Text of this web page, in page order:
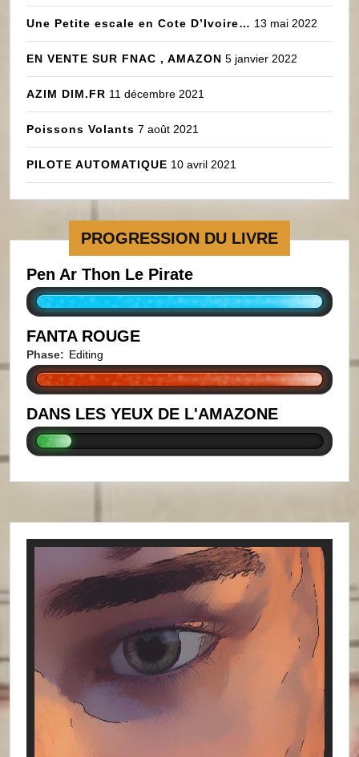
Une Petite escale en Cote D’Ivoire… 13 mai 2022
EN VENTE SUR FNAC , AMAZON 5 janvier 2022
AZIM DIM.FR 11 décembre 2021
Poissons Volants 7 août 2021
PILOTE AUTOMATIQUE 10 avril 2021
PROGRESSION DU LIVRE
Pen Ar Thon Le Pirate
FANTA ROUGE
Phase: Editing
DANS LES YEUX DE L'AMAZONE